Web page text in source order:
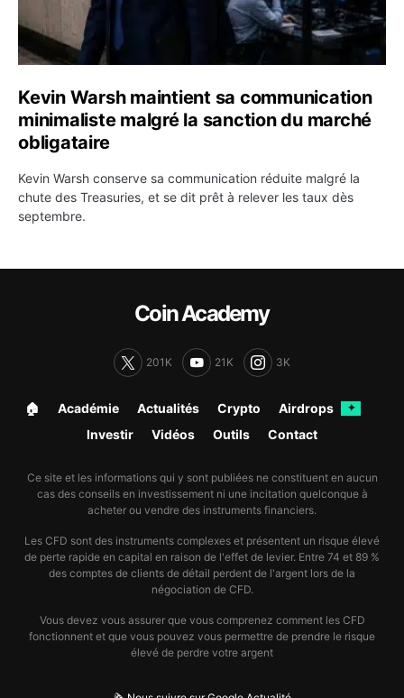
Kevin Warsh maintient sa communication
minimaliste malgré la sanction du marché
obligataire
Kevin Warsh conserve sa communication réduite malgré la
chute des Treasuries, et se dit prêt à relever les taux dès
septembre.
Coin Academy
201K 21K 3K
🏠︎ Académie Actualités Crypto Airdrops ✦
Investir Vidéos Outils Contact
Ce site et les informations qui y sont publiées ne constituent en aucun
cas des conseils en investissement ni une incitation quelconque à
acheter ou vendre des instruments financiers.
Les CFD sont des instruments complexes et présentent un risque élevé
de perte rapide en capital en raison de l'effet de levier. Entre 74 et 89 %
des comptes de clients de détail perdent de l'argent lors de la
négociation de CFD.
Vous devez vous assurer que vous comprenez comment les CFD
fonctionnent et que vous pouvez vous permettre de prendre le risque
élevé de perdre votre argent